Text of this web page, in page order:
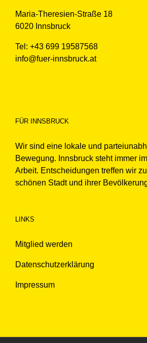
Maria-Theresien-Straße 18
6020 Innsbruck
Tel: +43 699 19587568
info@fuer-innsbruck.at
FÜR INNSBRUCK
Wir sind eine lokale und
Bewegung. Innsbruck steht immer
Arbeit. Entscheidungen treffen wir
schönen Stadt und ihrer
LINKS
Mitglied werden
Datenschutzerklärung
Impressum